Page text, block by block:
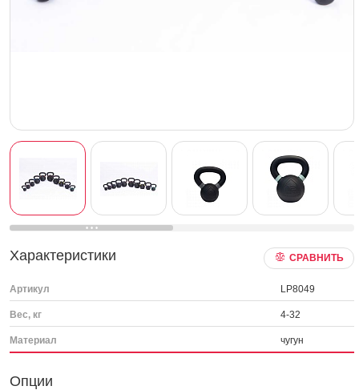
Характеристики СРАВНИТЬ
Артикул LP8049
Вес, кг 4-32
Материал чугун
Опции